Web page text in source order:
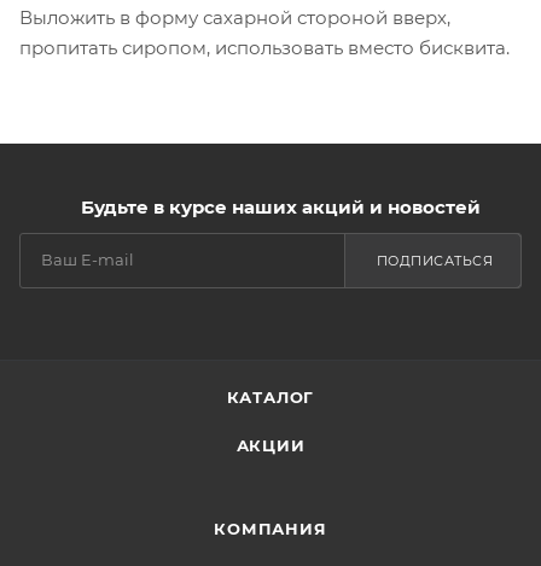
Выложить в форму сахарной стороной вверх,
пропитать сиропом, использовать вместо бисквита.
Будьте в курсе наших акций и новостей
ПОДПИСАТЬСЯ
КАТАЛОГ
АКЦИИ
КОМПАНИЯ